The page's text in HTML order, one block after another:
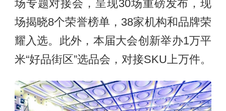
场专题对接会，呈现30场重磅发布，现
场揭晓8个荣誉榜单，38家机构和品牌荣
耀入选。此外，本届大会创新举办1万平
米“好品街区”选品会，对接SKU上万件。